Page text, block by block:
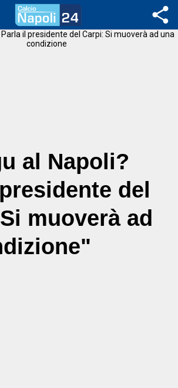
al Napoli?
del
muoverà ad